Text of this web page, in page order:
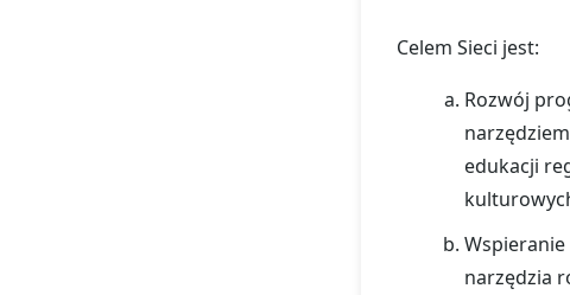
Celem Sieci jest:
Rozwój
edukacji
narzędzia